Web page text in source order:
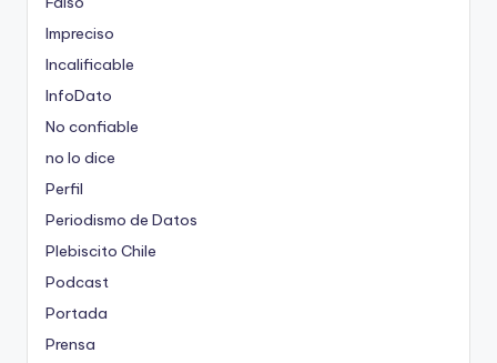
Impreciso
Incalificable
InfoDato
No confiable
no lo dice
Perfil
Periodismo de Datos
Plebiscito Chile
Podcast
Portada
Prensa